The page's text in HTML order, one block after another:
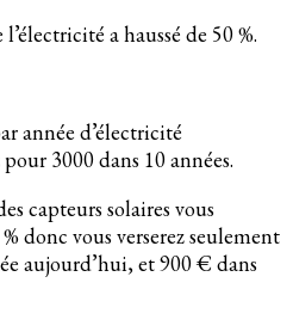
a haussé de 50 %.
année d’électricité
3000 dans 10 années.
capteurs solaires vous
donc vous verserez seulement
aujourd’hui, et 900 € dans